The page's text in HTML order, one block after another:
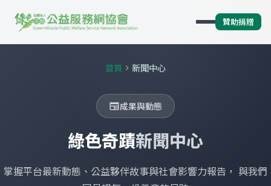
贊助捐贈
首頁 chevron_right 新聞中心
newspaper成果與動態
綠色奇蹟新聞中心
掌握平台最新動態、公益夥伴故事與社會影響力報告， 與我們